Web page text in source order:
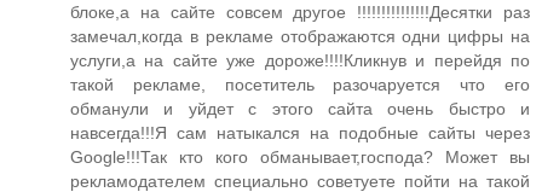
блоке,а на сайте совсем другое !!!!!!!!!!!!!!!Десятки раз
замечал,когда в рекламе отображаются одни цифры на
услуги,а на сайте уже дороже!!!!Кликнув и перейдя по
такой рекламе, посетитель разочаруется что его
обманули и уйдет с этого сайта очень быстро и
навсегда!!!Я сам натыкался на подобные сайты через
Google!!!Так кто кого обманывает,господа? Может вы
рекламодателем специально советуете пойти на такой